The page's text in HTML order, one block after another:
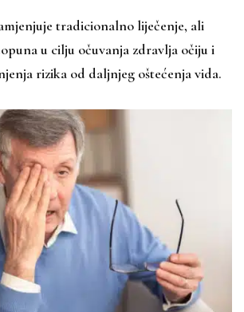
tradicionalno liječenje, ali
u cilju očuvanja zdravlja očiju i
rizika od daljnjeg oštećenja vida.